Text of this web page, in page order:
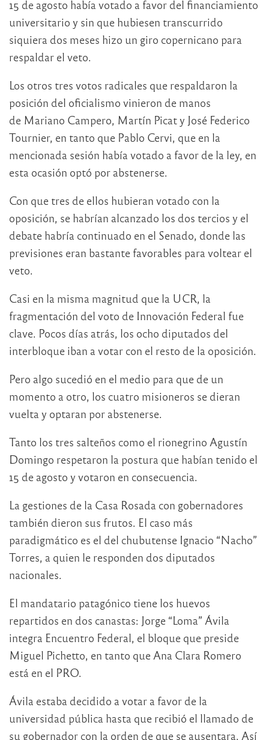
15 de agosto había votado a favor del financiamiento
universitario y sin que hubiesen transcurrido
siquiera dos meses hizo un giro copernicano para
respaldar el veto.
Los otros tres votos radicales que respaldaron la
posición del oficialismo vinieron de manos
de Mariano Campero, Martín Picat y José Federico
Tournier, en tanto que Pablo Cervi, que en la
mencionada sesión había votado a favor de la ley, en
esta ocasión optó por abstenerse.
Con que tres de ellos hubieran votado con la
oposición, se habrían alcanzado los dos tercios y el
debate habría continuado en el Senado, donde las
previsiones eran bastante favorables para voltear el
veto.
Casi en la misma magnitud que la UCR, la
fragmentación del voto de Innovación Federal fue
clave. Pocos días atrás, los ocho diputados del
interbloque iban a votar con el resto de la oposición.
Pero algo sucedió en el medio para que de un
momento a otro, los cuatro misioneros se dieran
vuelta y optaran por abstenerse.
Tanto los tres salteños como el rionegrino Agustín
Domingo respetaron la postura que habían tenido el
15 de agosto y votaron en consecuencia.
La gestiones de la Casa Rosada con gobernadores
también dieron sus frutos. El caso más
paradigmático es el del chubutense Ignacio “Nacho”
Torres, a quien le responden dos diputados
nacionales.
El mandatario patagónico tiene los huevos
repartidos en dos canastas: Jorge “Loma” Ávila
integra Encuentro Federal, el bloque que preside
Miguel Pichetto, en tanto que Ana Clara Romero
está en el PRO.
Ávila estaba decidido a votar a favor de la
universidad pública hasta que recibió el llamado de
su gobernador con la orden de que se ausentara. Así